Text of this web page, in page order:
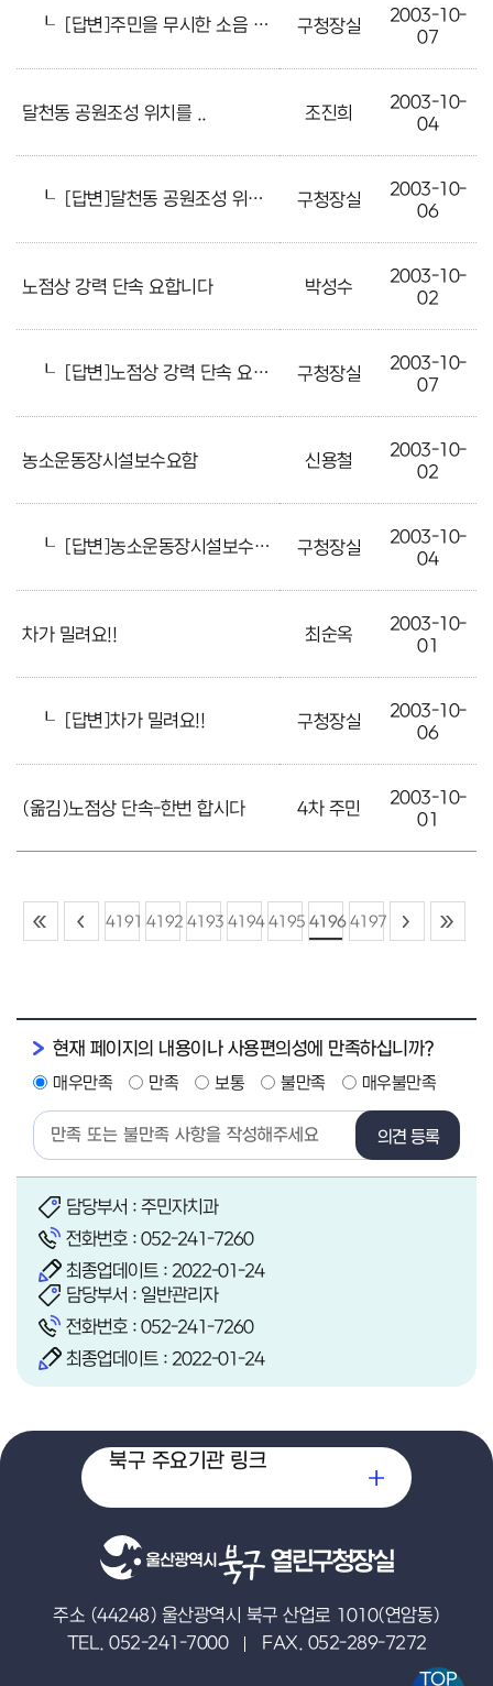
TOP
┖ [답변]주민을 무시한 소음 과 분진 구청장실
2003-10-
07
달천동 공원조성 위치를 .. 조진희
2003-10-
04
┖ [답변]달천동 공원조성 위치를 .. 구청장실
2003-10-
06
노점상 강력 단속 요합니다 박성수
2003-10-
02
┖ [답변]노점상 강력 단속 요합니다 구청장실
2003-10-
07
농소운동장시설보수요함 신용철
2003-10-
02
┖ [답변]농소운동장시설보수요함 구청장실
2003-10-
04
차가 밀려요!! 최순옥
2003-10-
01
┖ [답변]차가 밀려요!! 구청장실
2003-10-
06
(옮김)노점상 단속-한번 합시다 4차 주민
2003-10-
01
4191 4192 4193 4194 4195 4196 4197
현재 페이지의 내용이나 사용편의성에 만족하십니까?
매우만족 만족 보통 불만족 매우불만족
의견 등록
담당부서 : 주민자치과
전화번호 : 052-241-7260
최종업데이트 : 2022-01-24
담당부서 : 일반관리자
전화번호 : 052-241-7260
최종업데이트 : 2022-01-24
열린구청장실
주소 (44248) 울산광역시 북구 산업로 1010(연암동)
TEL. 052-241-7000
FAX. 052-289-7272
북구 주요기관 링크